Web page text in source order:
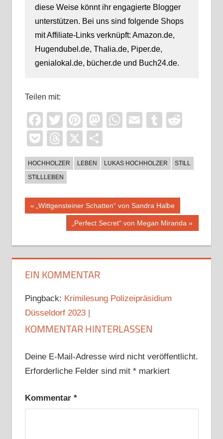
diese Weise könnt ihr engagierte Blogger
unterstützen. Bei uns sind folgende Shops
mit Affiliate-Links verknüpft: Amazon.de,
Hugendubel.de, Thalia.de, Piper.de,
genialokal.de, bücher.de und Buch24.de.
Teilen mit:
Facebook
TwitterPinterest
Mastodon
WhatsApp
EmailTumblr
PocketThreads
X
HOCHHOLZER LEBEN LUKAS HOCHHOLZER
STILL
STILLLEBEN
Beitragsnavigation
Vorheriger
„Wittgensteiner Schatten“ von Sandra Halbe
Nächster
„Perfect Secret“ von Megan Miranda
EIN KOMMENTAR
Pingback: Krimilesung Polizeipräsidium
Düsseldorf 2023 |
KOMMENTAR HINTERLASSEN
Deine E-Mail-Adresse wird nicht veröffentlicht.
Erforderliche Felder sind mit *markiert
Kommentar *